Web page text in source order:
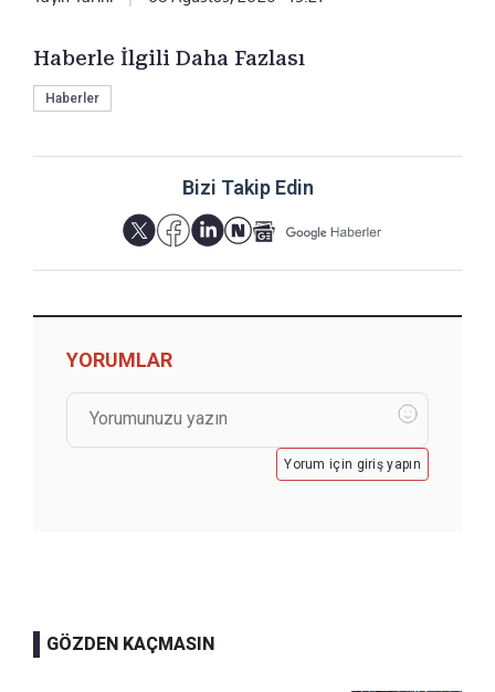
Haberle İlgili Daha Fazlası
Haberler
Bizi Takip Edin
YORUMLAR
Yorum için giriş yapın
GÖZDEN KAÇMASIN